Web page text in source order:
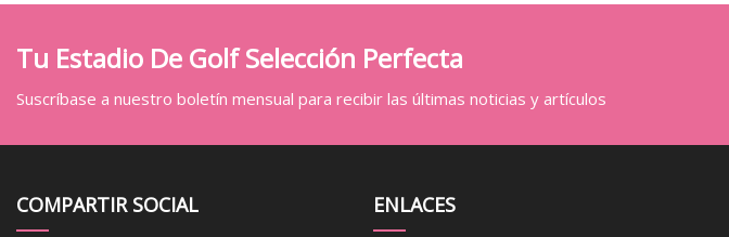
Tu Estadio De Golf Selección Perfecta
Suscríbase a nuestro boletín mensual para recibir las últimas noticias y artículos
COMPARTIR SOCIAL ENLACES